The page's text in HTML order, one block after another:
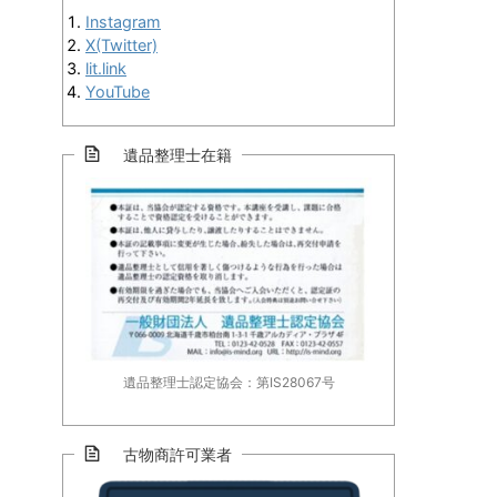
Instagram
X(Twitter)
lit.link
YouTube
遺品整理士在籍
遺品整理士認定協会：第IS28067号
古物商許可業者